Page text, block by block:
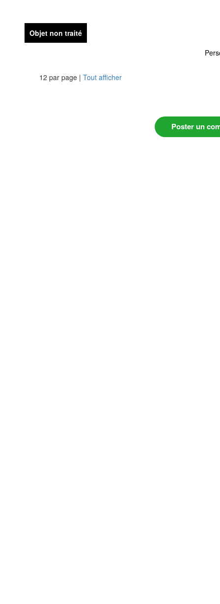
Objet non traité
12 par page | Tout afficher
Poster un